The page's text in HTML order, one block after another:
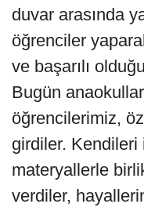
duvar arasında
öğrenciler
ve başarılı
Bugün
öğrencilerimiz,
girdiler. Kendileri
materyallerle
verdiler,